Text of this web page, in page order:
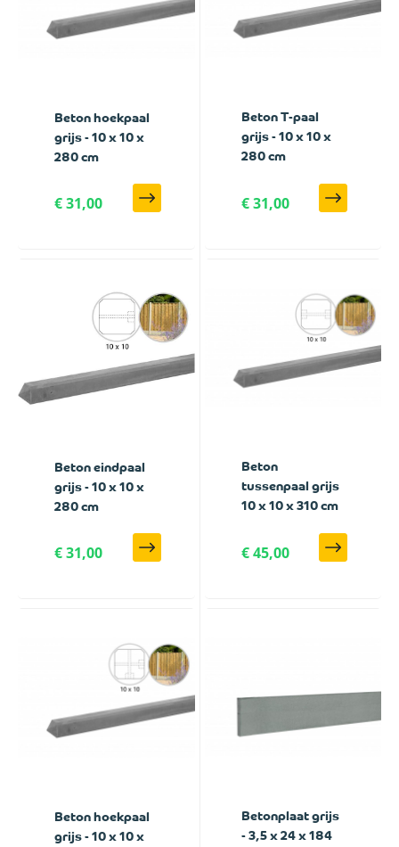
Beton hoekpaal
grijs - 10 x 10 x
280 cm
€ 31,00
Beton T-paal
grijs - 10 x 10 x
280 cm
€ 31,00
Beton eindpaal
grijs - 10 x 10 x
280 cm
€ 31,00
Beton
tussenpaal grijs
10 x 10 x 310 cm
€ 45,00
Beton hoekpaal
grijs - 10 x 10 x
Betonplaat grijs
- 3,5 x 24 x 184